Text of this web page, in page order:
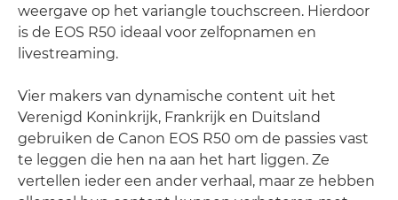
weergave op het variangle touchscreen. Hierdoor
is de EOS R50 ideaal voor zelfopnamen en
livestreaming.
Vier makers van dynamische content uit het
Verenigd Koninkrijk, Frankrijk en Duitsland
gebruiken de Canon EOS R50 om de passies vast
te leggen die hen na aan het hart liggen. Ze
vertellen ieder een ander verhaal, maar ze hebben